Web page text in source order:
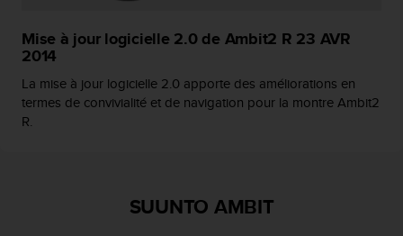
Mise à jour logicielle 2.0 de Ambit2 R 23 AVR
2014
La mise à jour logicielle 2.0 apporte des améliorations en
termes de convivialité et de navigation pour la montre Ambit2
R.
SUUNTO AMBIT